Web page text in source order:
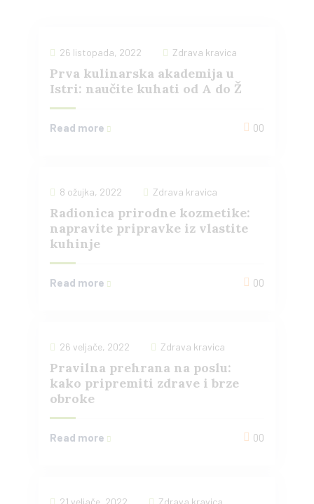
youallthings Organic.
26 listopada, 2022 Zdrava kravica
Prva kulinarska akademija u
Istri: naučite kuhati od A do Ž
Read more 00
8 ožujka, 2022 Zdrava kravica
Radionica prirodne kozmetike:
napravite pripravke iz vlastite
kuhinje
Read more 00
26 veljače, 2022 Zdrava kravica
Pravilna prehrana na poslu:
kako pripremiti zdrave i brze
obroke
Read more 00
21 veljače, 2022 Zdrava kravica